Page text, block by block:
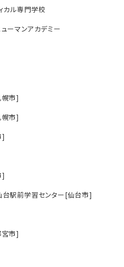
カル専門学校
ーマンアカデミー
幌市]
幌市]
]
]
台駅前学習センター[仙台市]
宮市]